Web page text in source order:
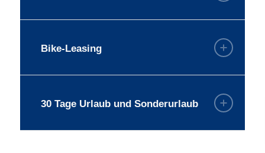
Bike-Leasing
30 Tage Urlaub und Sonderurlaub